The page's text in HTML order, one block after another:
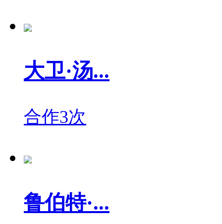
大卫·汤...
合作3次
鲁伯特·...